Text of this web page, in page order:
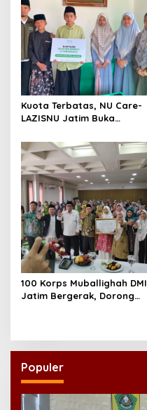
Kuota Terbatas, NU Care-
LAZISNU Jatim Buka
100 Korps Muballighah DMI
Jatim Bergerak, Dorong
Populer